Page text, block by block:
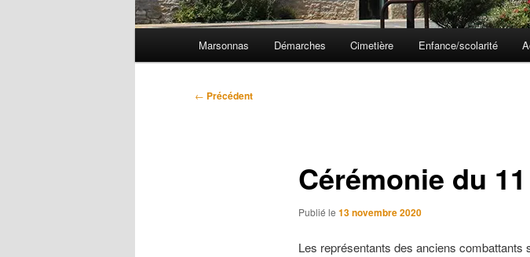
Marsonnas Démarches Cimetière Enfance/scolarité
Navigation
← Précédent
Cérémonie du
Publié le 13 novembre 2020
Les représentants des anciens